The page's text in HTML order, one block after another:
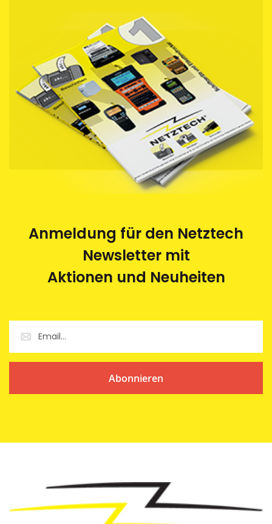
Anmeldung für den Netztech
Newsletter mit
Aktionen und Neuheiten
Abonnieren